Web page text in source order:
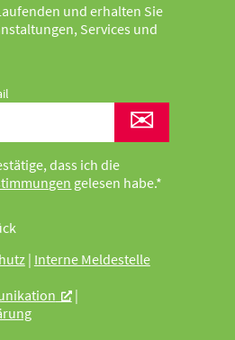
und erhalten Sie
Services und
✉
dass ich die
gelesen habe.*
| Interne Meldestelle
|